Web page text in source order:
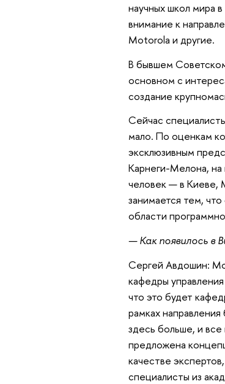
научных школ мира
внимание к
Motorola и другие.
В бывшем
основном с
создание
Сейчас
мало. По оценкам
эксклюзивным
Карнеги-Мелона, на
человек — в Киеве,
занимается тем,
области
— Как появилось в
Сергей Авдошин:
кафедры
что это будет
рамках
здесь больше, и все
предложена
качестве
специалисты из